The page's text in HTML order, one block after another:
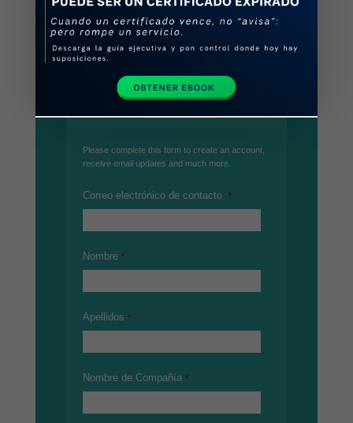
Join Our Newsletter
Please complete this form to create an account,
receive email updates and much more.
Correo electrónico de contacto *
Nombre *
Apellidos *
Nombre de Compañía *